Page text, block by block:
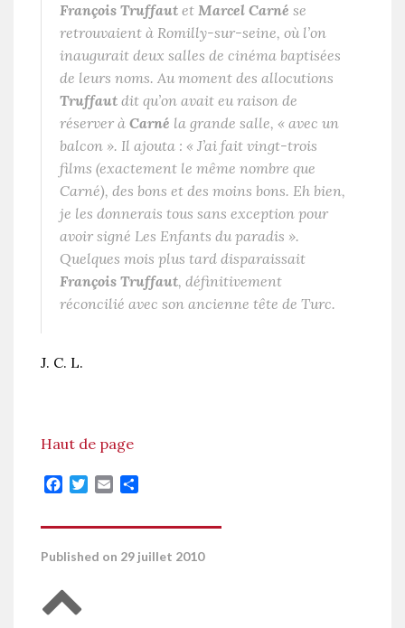
François Truffaut et Marcel Carné se
retrouvaient à Romilly-sur-seine, où l’on
inaugurait deux salles de cinéma baptisées
de leurs noms. Au moment des allocutions
Truffaut dit qu’on avait eu raison de
réserver à Carné la grande salle, « avec un
balcon ». Il ajouta : « J’ai fait vingt-trois
films (exactement le même nombre que
Carné), des bons et des moins bons. Eh bien,
je les donnerais tous sans exception pour
avoir signé Les Enfants du paradis ».
Quelques mois plus tard disparaissait
François Truffaut, définitivement
réconcilié avec son ancienne tête de Turc.
J. C. L.
Haut de page
Facebook
TwitterEmail
Published on 29 juillet 2010
Retour en haut de page